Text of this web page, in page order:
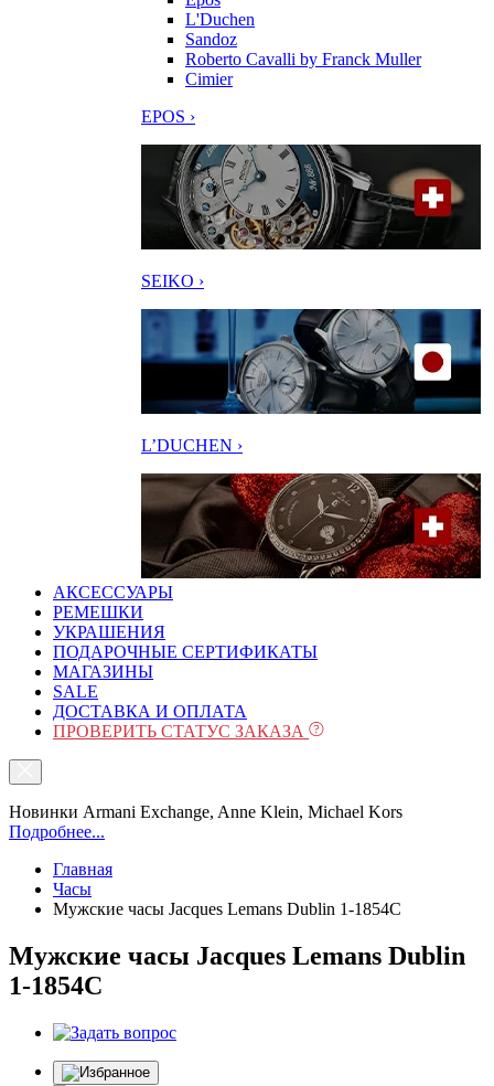
L'Duchen
Sandoz
Roberto Cavalli by Franck Muller
Cimier
EPOS ›
SEIKO ›
L’DUCHEN ›
АКСЕССУАРЫ
РЕМЕШКИ
УКРАШЕНИЯ
ПОДАРОЧНЫЕ СЕРТИФИКАТЫ
МАГАЗИНЫ
SALE
ДОСТАВКА И ОПЛАТА
ПРОВЕРИТЬ СТАТУС ЗАКАЗА
Новинки Armani Exchange, Anne Klein, Michael Kors
Подробнее...
Главная
Часы
Мужские часы Jacques Lemans Dublin 1-1854C
Мужские часы Jacques Lemans Dublin
1-1854C